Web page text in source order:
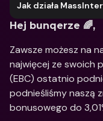
Jak działa
Hej bunqerze 🌈,
Zawsze możesz na
najwięcej ze swoich
(EBC) ostatnio
podnieśliśmy naszą
bonusowego do